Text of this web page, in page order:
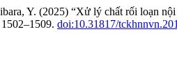
Y. (2025) “Xử lý chất rối loạn
doi:10.31817/